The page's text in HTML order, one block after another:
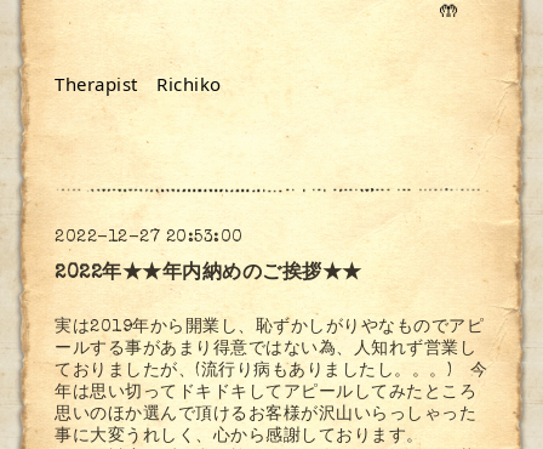
Therapist　Richiko
2022-12-27 20:53:00
2022年★★年内納めのご挨拶★★
実は2019年から開業し、恥ずかしがりやなものでアピ
ールする事があまり得意ではない為、人知れず営業し
ておりましたが、(流行り病もありましたし。。。) 今
年は思い切ってドキドキしてアピールしてみたところ
思いのほか選んで頂けるお客様が沢山いらっしゃった
事に大変うれしく、心から感謝しております。